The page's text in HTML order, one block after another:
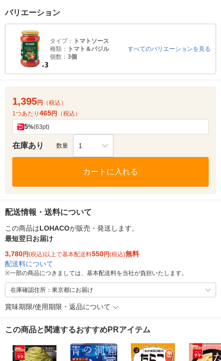
バリエーション
タイプ：
トマトソース
種類：
トマト＆バジル
個数： 3個
すべてのバリエーションを見る
1,395円
（税込）
1つあたり 465円 （税込）
5%(63pt)
在庫あり 数量 1
カートに入れる
配送情報・送料について
この商品はLOHACOが販売・発送します。
最短翌日お届け
3,780円(税込)以上で基本配送料550円(税込)無料
配送料について
※一部の商品につきましては、基本配送料を当社が負担いたします。
在庫確認住所：東京都にお届け
賞味期限/使用期限・返品について
この商品と関連するおすすめPRアイテム